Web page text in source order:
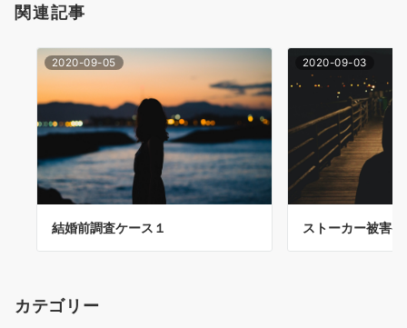
関連記事
2020-09-05
結婚前調査ケース１
2020-09-03
ストーカー被害
カテゴリー